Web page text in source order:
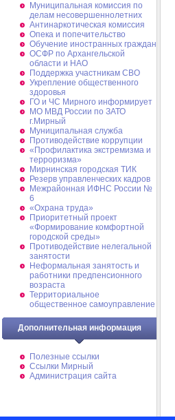
Муниципальная комиссия по
делам несовершеннолетних
Антинаркотическая комиссия
Опека и попечительство
Обучение иностранных граждан
ОСФР по Архангельской
области и НАО
Поддержка участникам СВО
Укрепление общественного
здоровья
ГО и ЧС Мирного информирует
МО МВД России по ЗАТО
г.Мирный
Муниципальная cлужба
Противодействие коррупции
«Профилактика экстремизма и
терроризма»
Мирнинская городская ТИК
Резерв управленческих кадров
Межрайонная ИФНС России №
6
«Охрана труда»
Приоритетный проект
«Формирование комфортной
городской среды»
Противодействие нелегальной
занятости
Неформальная занятость и
работники предпенсионного
возраста
Территориальное
общественное самоуправление
Дополнительная информация
Полезные ссылки
Ссылки Мирный
Администрация сайта